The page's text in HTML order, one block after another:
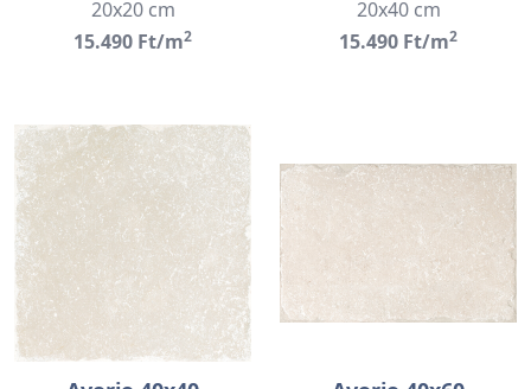
20x20 cm
15.490 Ft/m2
20x40 cm
15.490 Ft/m2